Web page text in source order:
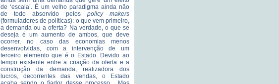
de ‘escala’. É um velho paradigma ainda não
de todo absorvido pelos policy makers
(formuladores de políticas): o que vem primeiro,
a demanda ou a oferta? Na verdade, o que se
deseja é um aumento de ambos, que deve
ocorrer, no caso das economias menos
desenvolvidas, com a intervenção de um
terceiro elemento que é o Estado. Devido ao
tempo existente entre a criação da oferta e a
construção da demanda, realizadora dos
lucros, decorrentes das vendas, o Estado